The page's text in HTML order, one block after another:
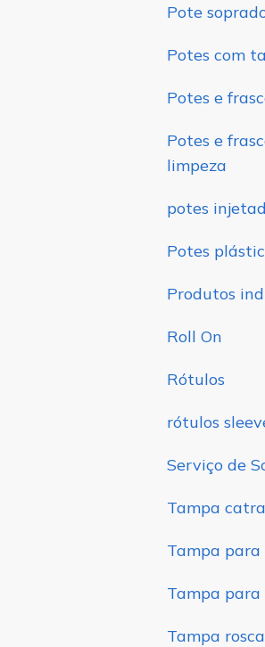
Pote
Potes com
Potes e
Potes e
limpeza
potes
Potes
Produtos
Roll On
Rótulos
rótulos
Serviço de
Tampa
Tampa
Tampa para
Tampa rosca